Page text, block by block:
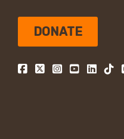
DONATE